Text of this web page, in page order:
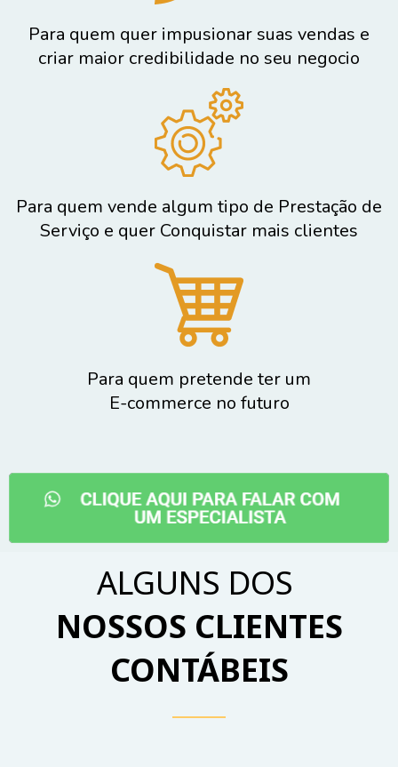
Para quem quer impusionar suas vendas e
criar maior credibilidade no seu negocio
Para quem vende algum tipo de Prestação de
Serviço e quer Conquistar mais clientes
Para quem pretende ter um
E-commerce no futuro
ALGUNS DOS
NOSSOS CLIENTES
CONTÁBEIS